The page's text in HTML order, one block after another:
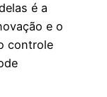
é a
e o
controle